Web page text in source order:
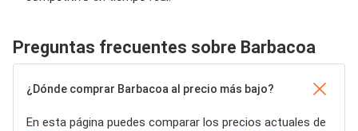
Preguntas frecuentes sobre Barbacoa
¿Dónde comprar Barbacoa al precio más bajo?
En esta página puedes comparar los precios actuales de